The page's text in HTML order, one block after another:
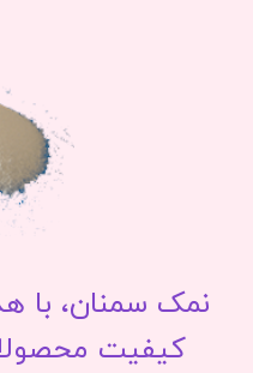
نمک سمنان، با
کیفیت